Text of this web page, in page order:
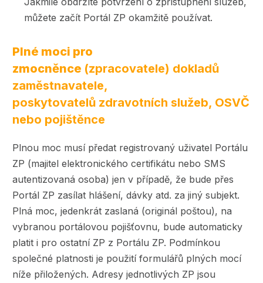
můžete začít Portál ZP okamžitě používat.
Plné moci pro
zmocněnce (zpracovatele) dokladů
zaměstnavatele,
poskytovatelů zdravotních služeb, OSVČ
nebo pojištěnce
Plnou moc musí předat registrovaný uživatel Portálu
ZP (majitel elektronického certifikátu nebo SMS
autentizovaná osoba) jen v případě, že bude přes
Portál ZP zasílat hlášení, dávky atd. za jiný subjekt.
Plná moc, jedenkrát zaslaná (originál poštou), na
vybranou portálovou pojišťovnu, bude automaticky
platit i pro ostatní ZP z Portálu ZP. Podmínkou
společné platnosti je použití formulářů plných mocí
níže přiložených. Adresy jednotlivých ZP jsou